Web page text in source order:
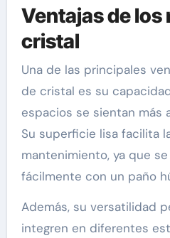
Ventajas de los
cristal
Una de las principales
de cristal es su
espacios se sientan más
Su superficie lisa facilita
mantenimiento, ya que
fácilmente con un paño
Además, su versatilidad
integren en diferentes